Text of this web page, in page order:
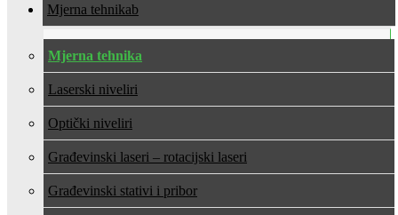
Mjerna tehnika
Mjerna tehnika
Laserski niveliri
Optički niveliri
Građevinski laseri – rotacijski laseri
Građevinski stativi i pribor